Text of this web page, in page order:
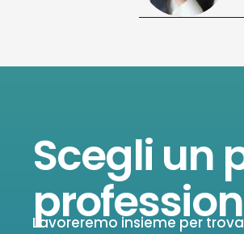
Scegli un
Lavoreremo insieme per